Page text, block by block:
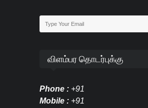
விளம்பர தொடர்புக்கு
Phone : +91
Mobile : +91